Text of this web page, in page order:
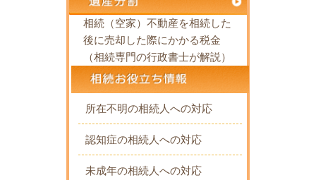
相続（空家）不動産を相続した
後に売却した際にかかる税金
（相続専門の行政書士が解説）
所在不明の相続人への対応
認知症の相続人への対応
未成年の相続人への対応